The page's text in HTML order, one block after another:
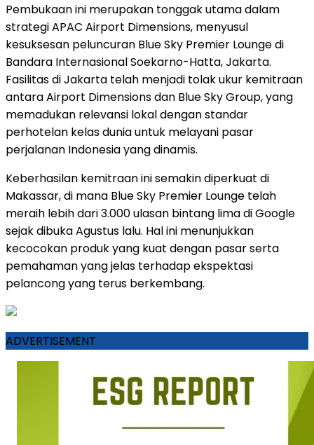
Pembukaan ini merupakan tonggak utama dalam
strategi APAC Airport Dimensions, menyusul
kesuksesan peluncuran Blue Sky Premier Lounge di
Bandara Internasional Soekarno-Hatta, Jakarta.
Fasilitas di Jakarta telah menjadi tolak ukur kemitraan
antara Airport Dimensions dan Blue Sky Group, yang
memadukan relevansi lokal dengan standar
perhotelan kelas dunia untuk melayani pasar
perjalanan Indonesia yang dinamis.
Keberhasilan kemitraan ini semakin diperkuat di
Makassar, di mana Blue Sky Premier Lounge telah
meraih lebih dari 3.000 ulasan bintang lima di Google
sejak dibuka Agustus lalu. Hal ini menunjukkan
kecocokan produk yang kuat dengan pasar serta
pemahaman yang jelas terhadap ekspektasi
pelancong yang terus berkembang.
ADVERTISEMENT